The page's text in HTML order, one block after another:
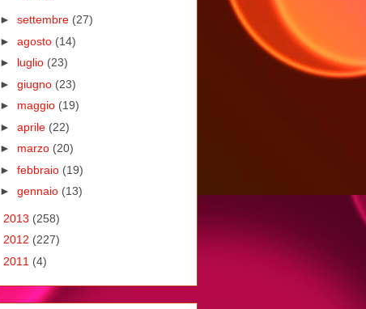
► settembre (27)
► agosto (14)
► luglio (23)
► giugno (23)
► maggio (19)
► aprile (22)
► marzo (20)
► febbraio (19)
► gennaio (13)
2013 (258)
2012 (227)
2011 (4)